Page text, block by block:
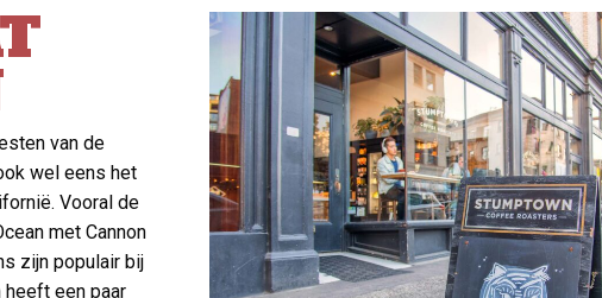
van de
wel eens het
Vooral de
met Cannon
zijn populair bij
een paar